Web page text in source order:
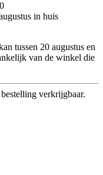
in huis
tussen 20 augustus en
van de winkel die
verkrijgbaar.